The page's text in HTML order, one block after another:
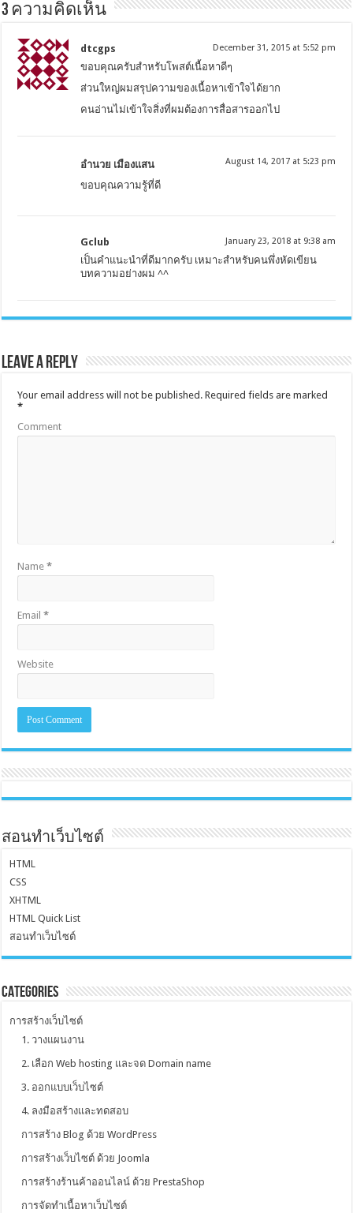
3 ความคิดเห็น
dtcgps December 31, 2015 at 5:52 pm
ขอบคุณครับสำหรับโพสต์เนื้อหาดีๆ
ส่วนใหญ่ผมสรุปความของเนื้อหาเข้าใจได้ยาก
คนอ่านไม่เข้าใจสิ่งที่ผมต้องการสื่อสารออกไป
อำนวย เมืองแสน August 14, 2017 at 5:23 pm
ขอบคุณความรู้ที่ดี
Gclub January 23, 2018 at 9:38 am
เป็นคำแนะนำที่ดีมากครับ เหมาะสำหรับคนพึ่งหัดเขียน
บทความอย่างผม ^^
Leave a Reply
Your email address will not be published. Required fields are marked
*
Comment
Name*
Email*
Website
สอนทำเว็บไซต์
HTML
CSS
XHTML
HTML Quick List
สอนทำเว็บไซต์
Categories
การสร้างเว็บไซต์
1. วางแผนงาน
2. เลือก Web hosting และจด Domain name
3. ออกแบบเว็บไซต์
4. ลงมือสร้างและทดสอบ
การสร้าง Blog ด้วย WordPress
การสร้างเว็บไซต์ ด้วย Joomla
การสร้างร้านค้าออนไลน์ ด้วย PrestaShop
การจัดทำเนื้อหาเว็บไซต์